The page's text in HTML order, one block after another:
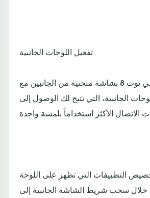
تفعيل اللوحات الجانبية
يأتي هاتف جالكسي نوت 8 بشاشة منحنية من الجانبين مع
الجانبية، التي تتيح لك الوصول إلى
التطبيقات التي تظهر على اللوحة
خلال سحب شريط الشاشة الجانبية إلى